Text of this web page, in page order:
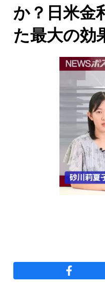
か？日米金
た最大の効